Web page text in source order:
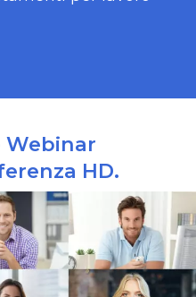
Webinar
HD.